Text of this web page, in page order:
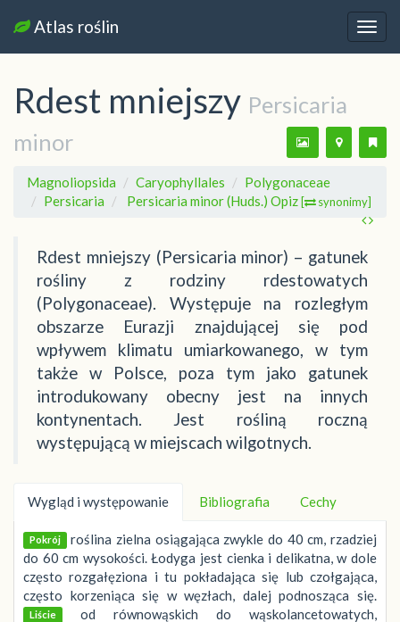
Atlas roślin
Rdest mniejszy Persicaria
minor
Magnoliopsida Caryophyllales
Polygonaceae
Persicaria
Persicaria minor (Huds.) Opiz[ synonimy]
Rdest mniejszy (Persicaria minor) – gatunek
rośliny z rodziny rdestowatych
(Polygonaceae). Występuje na rozległym
obszarze Eurazji znajdującej się pod
wpływem klimatu umiarkowanego, w tym
także w Polsce, poza tym jako gatunek
introdukowany obecny jest na innych
kontynentach. Jest rośliną roczną
występującą w miejscach wilgotnych.
Wygląd i występowanie Bibliografia Cechy
Pokrój roślina zielna osiągająca zwykle do 40 cm, rzadziej
do 60 cm wysokości. Łodyga jest cienka i delikatna, w dole
często rozgałęziona i tu pokładająca się lub czołgająca,
często korzeniąca się w węzłach, dalej podnosząca się.
Liście od równowąskich do wąskolancetowatych,